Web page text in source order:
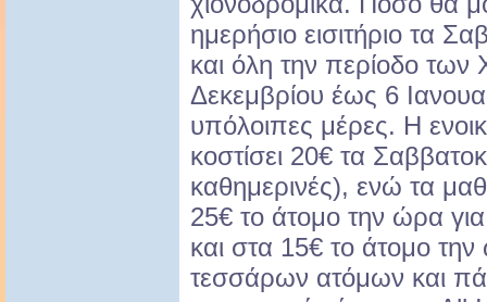
ημερήσιο εισιτήριο τα
και όλη την περίοδο των
Δεκεμβρίου έως 6
υπόλοιπες μέρες. Η
κοστίσει 20€ τα
καθημερινές), ενώ τα
25€ το άτομο την ώρα
και στα 15€ το άτομο
τεσσάρων ατόμων και